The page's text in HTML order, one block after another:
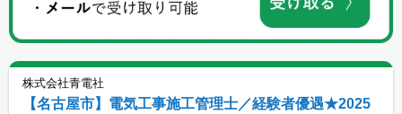
株式会社青電社
【名古屋市】電気工事施工管理士／経験者優遇★2025